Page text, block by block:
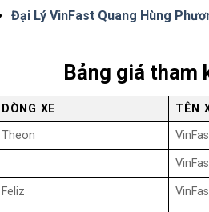
Đại Lý VinFast Quang Hùng
Bảng giá tham
DÒNG XE TÊN
Theon
Feliz